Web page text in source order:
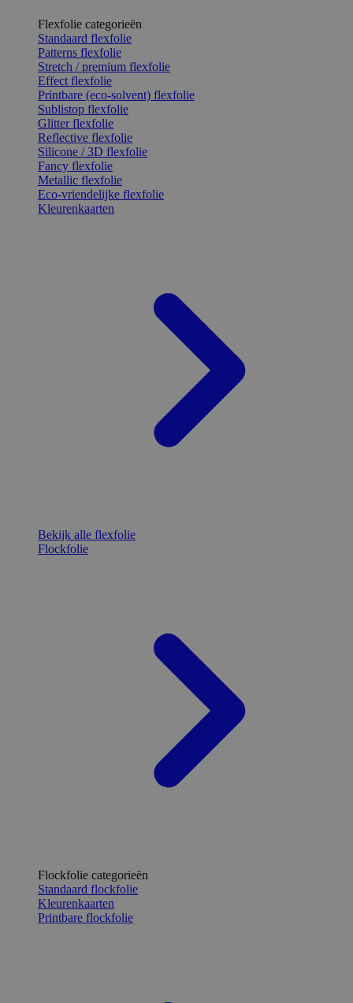
Flexfolie categorieën
Standaard flexfolie
Patterns flexfolie
Stretch / premium flexfolie
Effect flexfolie
Printbare (eco-solvent) flexfolie
Sublistop flexfolie
Glitter flexfolie
Reflective flexfolie
Silicone / 3D flexfolie
Fancy flexfolie
Metallic flexfolie
Eco-vriendelijke flexfolie
Kleurenkaarten
Bekijk alle flexfolie
Flockfolie
Flockfolie categorieën
Standaard flockfolie
Kleurenkaarten
Printbare flockfolie